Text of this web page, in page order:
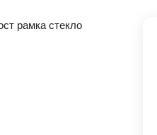
рамка стекло